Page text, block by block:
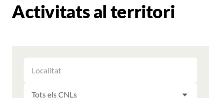
Activitats al territori
ELS
RESULTATS
LES
PER